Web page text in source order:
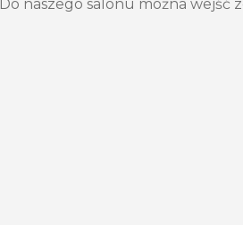
Do naszego salonu można wejść